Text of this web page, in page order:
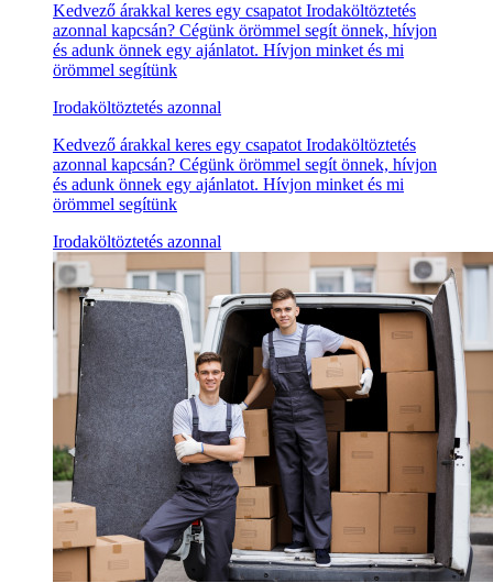
Kedvező árakkal keres egy csapatot Irodaköltöztetés
azonnal kapcsán? Cégünk örömmel segít önnek, hívjon
és adunk önnek egy ajánlatot. Hívjon minket és mi
örömmel segítünk
Irodaköltöztetés azonnal
Kedvező árakkal keres egy csapatot Irodaköltöztetés
azonnal kapcsán? Cégünk örömmel segít önnek, hívjon
és adunk önnek egy ajánlatot. Hívjon minket és mi
örömmel segítünk
Irodaköltöztetés azonnal